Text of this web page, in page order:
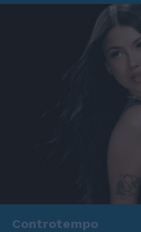
Controtempo